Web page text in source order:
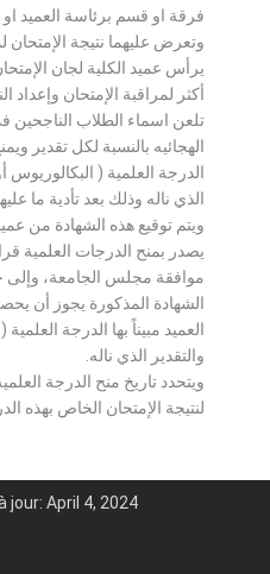
فرقة او قسم برئاسة العميد
وتعرض عليهما نتيجة الإمتحان
يرأس عميد الكلية لجان
أكثر لمراقبة الإمتحان وإعداد
تلعن اسماء الطلاب الناجحين
الهجائيه بالنسبة لكل تقدير
الدرجة العلمية ( البكالوريوس
الذي ناله وذلك بعد تأدية ما
ويتم توقيع هذه الشهادة من
يصدر بمنح الدرجات العلمية
موافقة مجلس الجامعة،
الشهادة المذكورة يجوز أن
العميد مبيناً بها الدرجة
والتقدير الذي ناله.
ويتحدد تاريخ منح الدرجة
لنتيجة الإمتحان الخاص بهذه
jour: April 4, 2024